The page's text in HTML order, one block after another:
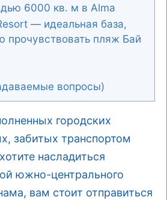
6000 кв. м в Alma
— идеальная база,
прочувствовать пляж Бай
вопросы)
городских
забитых транспортом
насладиться
южно-центрального
вам стоит отправиться